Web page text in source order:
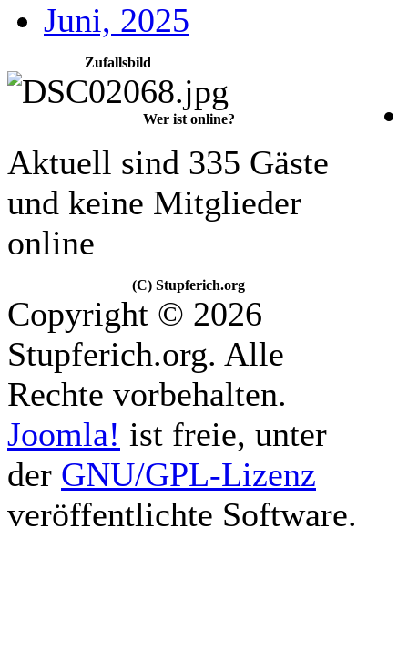
Juni, 2025
Zufallsbild
Wer ist online?
Aktuell sind 335 Gäste
und keine Mitglieder
online
(C) Stupferich.org
Copyright © 2026
Stupferich.org. Alle
Rechte vorbehalten.
Joomla! ist freie, unter
der GNU/GPL-Lizenz
veröffentlichte Software.